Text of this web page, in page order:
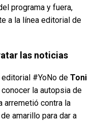
programa y fuera,
a la línea editorial de
las noticias
#YoNo de Toni
la autopsia de
arremetió contra la
amarillo para dar a